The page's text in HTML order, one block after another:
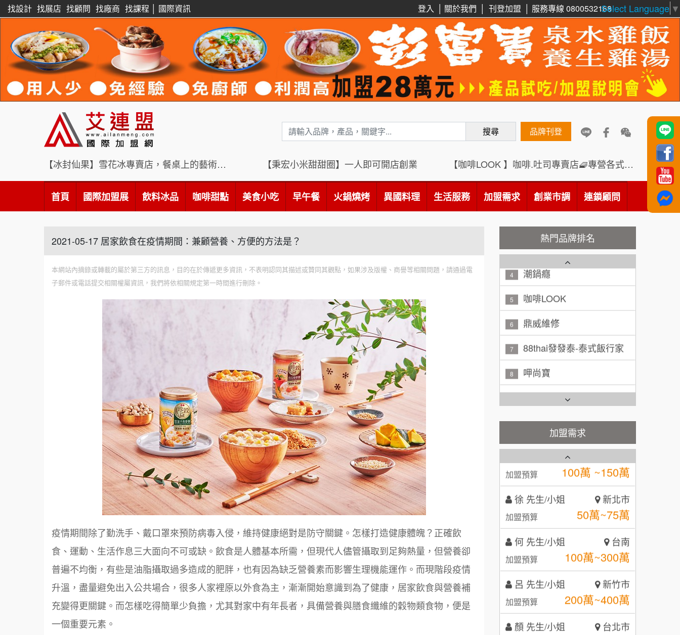
Select Language ▼
找設計 找展店 找顧問 找廠商 找課程 國際資訊 關於我們 刊登加盟 服務專線 0800532168
登入
搜尋 品牌刊登
【冰封仙果】雪花冰專賣店，餐桌上的藝術饗宴 【秉宏小米甜甜圈】一人即可開店創業 【咖啡LOOK 】咖啡.吐司專賣店🧇專營各式創意法式吐司
首頁 國際加盟展 飲料冰品 咖啡甜點 美食小吃 早午餐 火鍋燒烤 異國料理 生活服務 加盟需求 創業市調 連鎖顧問
2021-05-17 居家飲食在疫情期間：兼顧營養、方便的方法是？
本網站內摘錄或轉載的屬於第三方的訊息，目的在於傳遞更多資訊，不表明認同其描述或贊同其觀點，如果涉及版權、商譽等相關問題，請通過電
子郵件或電話提交相關權屬資訊，我們將依相關規定第一時間進行刪除。
疫情期間除了勤洗手、戴口罩來預防病毒入侵，維持健康絕對是防守關鍵。怎樣打造健康體魄？正確飲
食、運動、生活作息三大面向不可或缺。飲食是人體基本所需，但現代人儘管攝取到足夠熱量，但營養卻
普遍不均衡，有些是油脂攝取過多造成的肥胖，也有因為缺乏營養素而影響生理機能運作。而現階段疫情
升溫，盡量避免出入公共場合，很多人家裡原以外食為主，漸漸開始意識到為了健康，居家飲食與營養補
充變得更關鍵。而怎樣吃得簡單少負擔，尤其對家中有年長者，具備營養與膳食纖維的穀物類食物，便是
一個重要元素。
熱門品牌排名
6 鼎威維修
7 88thai發發泰-泰式飯行家
SHARE TEA歇腳亭
TEA TOP台灣第一味
1 Cozy coffee可集咖啡
秉宏小米甜甜圈
4 潮鍋癮
5 咖啡LOOK
6 鼎威維修
7 88thai發發泰-泰式飯行家
8 呷尚寶
9 SHARE TEA歇腳亭
10 TEA TOP台灣第一味
Cozy coffee可集咖啡
3 秉宏小米甜甜圈
4 潮鍋癮
5 咖啡LOOK
6 鼎威維修
7 88thai發發泰-泰式飯行家
8 呷尚寶
9 SHARE TEA歇腳亭
加盟需求
周 先生/小姐 台北
加盟預算 100萬 ~150萬
徐 先生/小姐 新北市
何 先生/小姐 台南
呂 先生/小姐 新竹市
加盟預算 200萬~400萬
100萬 ~ 200萬
加盟預算
黃 先生/小姐
加盟預算
林 先生/小姐 屏東縣
加盟預算 100萬 ~ 200萬
吳 先生/小姐 屏東縣
加盟預算 100萬~200萬
周 先生/小姐
加盟預算 100萬 ~150萬
徐 先生/小姐 新北市
加盟預算 50萬~75萬
何 先生/小姐 台南
加盟預算 100萬~300萬
呂 先生/小姐 新竹市
加盟預算 200萬~400萬
顏 先生/小姐 台北市
加盟預算 100萬 ~ 200萬
【曉妍美妝】誠徵行政櫃檯
自助洗衣店誠徵代洗收送人員
(台中市)
MUSHEN徵SPA美容芳療師